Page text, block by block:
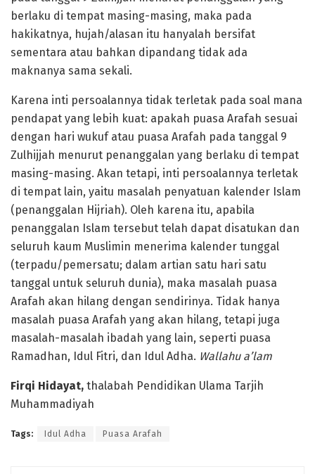
berlaku di tempat masing-masing, maka pada
hakikatnya, hujah/alasan itu hanyalah bersifat
sementara atau bahkan dipandang tidak ada
maknanya sama sekali.
Karena inti persoalannya tidak terletak pada soal mana
pendapat yang lebih kuat: apakah puasa Arafah sesuai
dengan hari wukuf atau puasa Arafah pada tanggal 9
Zulhijjah menurut penanggalan yang berlaku di tempat
masing-masing. Akan tetapi, inti persoalannya terletak
di tempat lain, yaitu masalah penyatuan kalender Islam
(penanggalan Hijriah). Oleh karena itu, apabila
penanggalan Islam tersebut telah dapat disatukan dan
seluruh kaum Muslimin menerima kalender tunggal
(terpadu/pemersatu; dalam artian satu hari satu
tanggal untuk seluruh dunia), maka masalah puasa
Arafah akan hilang dengan sendirinya. Tidak hanya
masalah puasa Arafah yang akan hilang, tetapi juga
masalah-masalah ibadah yang lain, seperti puasa
Ramadhan, Idul Fitri, dan Idul Adha. Wallahu a’lam
Firqi Hidayat, thalabah Pendidikan Ulama Tarjih
Muhammadiyah
Tags: Idul Adha Puasa Arafah